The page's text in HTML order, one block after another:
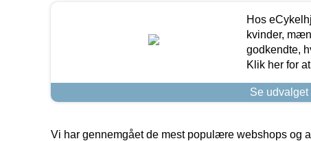
Hos
kvinder,
godkendte,
Klik her for
Se
Vi har gennemgået de mest populære webshops og